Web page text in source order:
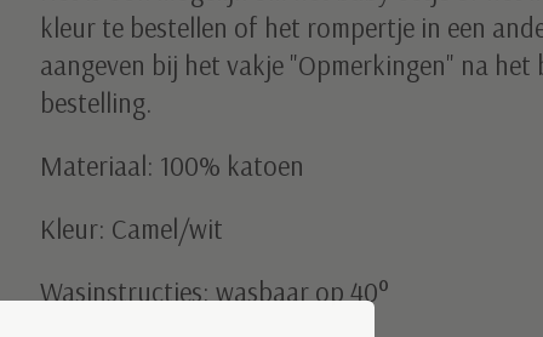
kleur te bestellen of het rompertje in een
aangeven bij het vakje "Opmerkingen" na het
bestelling.
Materiaal: 100% katoen
Kleur: Camel/wit
Wasinstructies: wasbaar op 40°